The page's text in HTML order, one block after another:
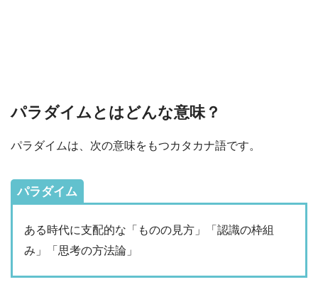
パラダイムとはどんな意味？
パラダイムは、次の意味をもつカタカナ語です。
パラダイム
ある時代に支配的な「ものの見方」「認識の枠組
み」「思考の方法論」